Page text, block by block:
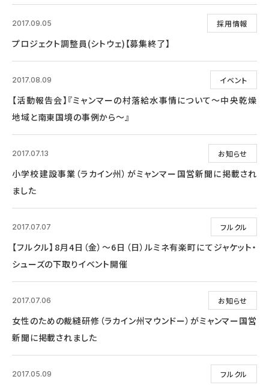
採用情報
2017.09.05
プロジェクト調整員(シトウェ)【募集終了】
イベント
2017.08.09
【活動報告会】『ミャンマーの村落給水事情について～中央乾燥
地域と南東国境の事例から～』
お知らせ
2017.07.13
小学校建設事業（ラカイン州）がミャンマー国営新聞に掲載され
ました
フルクル
2017.07.07
【フルクル】8月4日（金）～6日（日）ルミネ有楽町にてジャケット・
シューズの下取りイベント開催
お知らせ
2017.07.06
女性のための裁縫研修（ラカイン州マウンドー）がミャンマー国営
新聞に掲載されました
フルクル
2017.05.09